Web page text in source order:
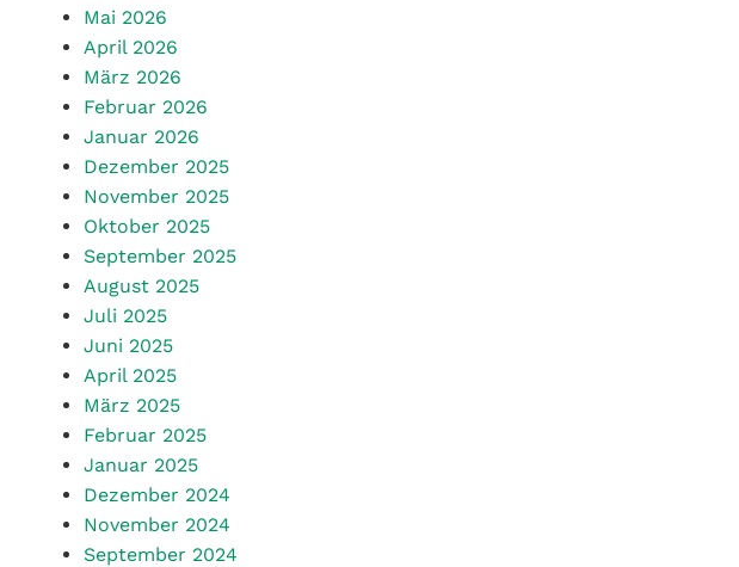
Mai 2026
April 2026
März 2026
Februar 2026
Januar 2026
Dezember 2025
November 2025
Oktober 2025
September 2025
August 2025
Juli 2025
Juni 2025
April 2025
März 2025
Februar 2025
Januar 2025
Dezember 2024
November 2024
September 2024